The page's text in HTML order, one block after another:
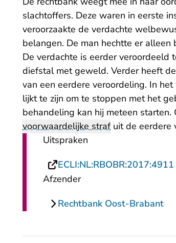
slachtoffers. Deze waren in eerste
veroorzaakte de verdachte
belangen. De man hechtte er alleen
De verdachte is eerder veroordeeld
diefstal met geweld. Verder heeft
van een eerdere veroordeling. In
lijkt te zijn om te stoppen met het
behandeling kan hij meteen
voorwaardelijke strafuit de eerdere
Uitspraken
ECLI:NL:RBOBR:2017:4911
Afzender
Rechtbank Oost-Brabant